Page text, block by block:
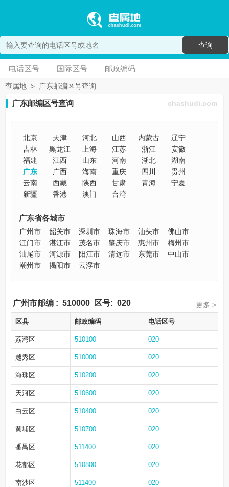
查询
电话区号 国际区号 邮政编码
查属地 > 广东邮编区号查询
广东邮编区号查询 chashudi.com
北京 天津 河北 山西 内蒙古
辽宁
吉林
黑龙江 上海 江苏 浙江
安徽
福建
江西 山东 河南 湖北
湖南
广东
广西 海南 重庆 四川
贵州
云南
西藏 陕西 甘肃 青海
宁夏
新疆
香港 澳门 台湾
广东省各城市
广州市 韶关市 深圳市 珠海市 汕头市
佛山市
江门市
湛江市 茂名市 肇庆市 惠州市
梅州市
汕尾市
河源市 阳江市 清远市 东莞市
中山市
潮州市
揭阳市 云浮市
广州市邮编 : 510000 区号: 020 更多 >
区县 邮政编码 电话区号
荔湾区 510100 020
越秀区 510000 020
海珠区 510200 020
天河区 510600 020
白云区 510400 020
黄埔区 510700 020
番禺区 511400 020
花都区 510800 020
南沙区 511400 020